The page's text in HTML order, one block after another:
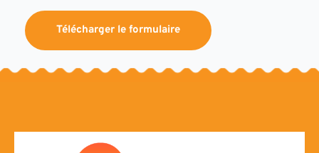
Télécharger le formulaire